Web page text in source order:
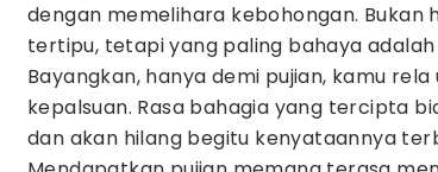
dengan memelihara kebohongan. Bukan
tertipu, tetapi yang paling bahaya adalah
Bayangkan, hanya demi pujian, kamu
kepalsuan. Rasa bahagia yang tercipta
dan akan hilang begitu kenyataannya